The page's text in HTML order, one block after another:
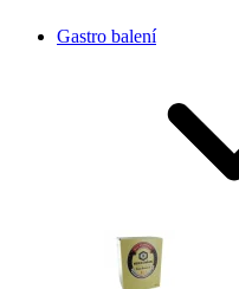
Gastro balení